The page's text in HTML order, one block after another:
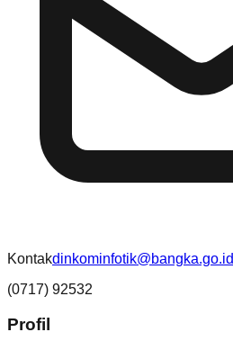
Kontakdinkominfotik@bangka.go.id
(0717) 92532
Profil